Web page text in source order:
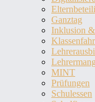
Ganztag
Inklusion
MINT
Prüfungen
Schulessen